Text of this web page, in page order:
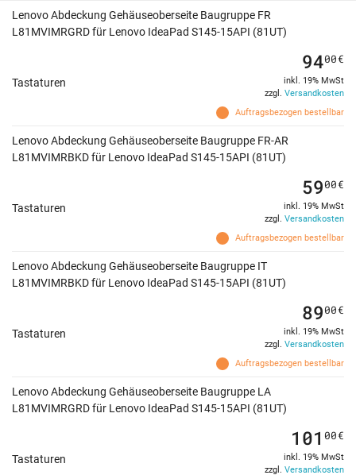
Lenovo Abdeckung Gehäuseoberseite Baugruppe FR
L81MVIMRGRD für Lenovo IdeaPad S145-15API (81UT)
Tastaturen
Auftragsbezogen bestellbar
9400€
inkl. 19% MwSt
zzgl. Versandkosten
Lenovo Abdeckung Gehäuseoberseite Baugruppe FR-AR
L81MVIMRBKD für Lenovo IdeaPad S145-15API (81UT)
Tastaturen
Auftragsbezogen bestellbar
5900€
inkl. 19% MwSt
zzgl. Versandkosten
Lenovo Abdeckung Gehäuseoberseite Baugruppe IT
L81MVIMRBKD für Lenovo IdeaPad S145-15API (81UT)
Tastaturen
Auftragsbezogen bestellbar
8900€
inkl. 19% MwSt
zzgl. Versandkosten
Lenovo Abdeckung Gehäuseoberseite Baugruppe LA
L81MVIMRGRD für Lenovo IdeaPad S145-15API (81UT)
Tastaturen
101 00€
inkl. 19% MwSt
zzgl. Versandkosten